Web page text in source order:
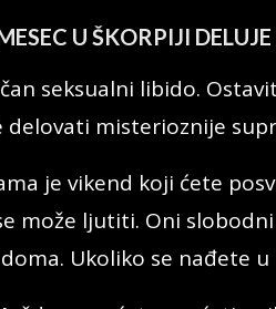
U ŠKORPIJI
seksualni libido.
delovati misterioznije
je vikend koji ćete
može ljutiti. Oni
Ukoliko se nađete